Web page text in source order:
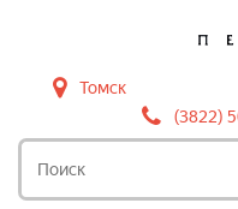
Томск
(3822)